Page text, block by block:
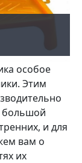
особое
Этим
большой
и для
вам о
их